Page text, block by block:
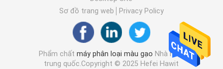
máy phân loại màu mè
Máy phân loại màu Nuts
Sơ đồ trang web
Privacy Policy
Phẩm chấtmáy phân loại màu gạo Nhà máy
trung quốc.Copyright © 2025 Hefei Hawit